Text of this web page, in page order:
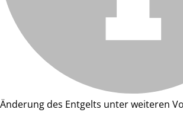
Änderung des Entgelts unter weiteren